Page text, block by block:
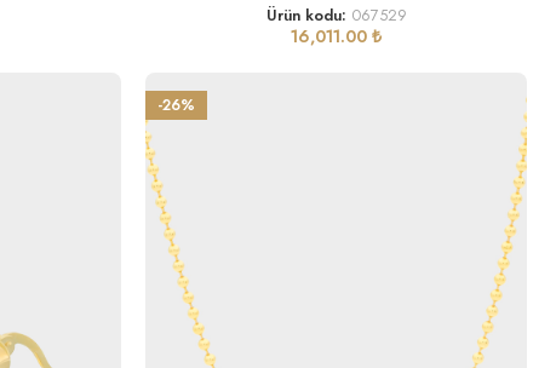
Ürün kodu: 067529
16,011.00 ₺
-26%